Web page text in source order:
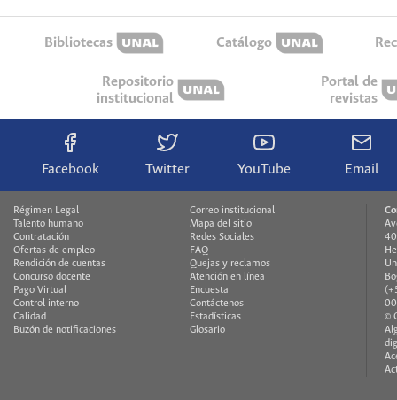
Bibliotecas Catálogo
Repositorio
institucional
Portal de
revistas
Facebook Twitter YouTube Email
Régimen Legal
Talento humano
Contratación
Ofertas de empleo
Rendición de cuentas
Concurso docente
Pago Virtual
Control interno
Calidad
Buzón de notificaciones
Correo institucional
Mapa del sitio
Redes Sociales
FAQ
Quejas y reclamos
Atención en línea
Encuesta
Contáctenos
Estadísticas
Glosario
©